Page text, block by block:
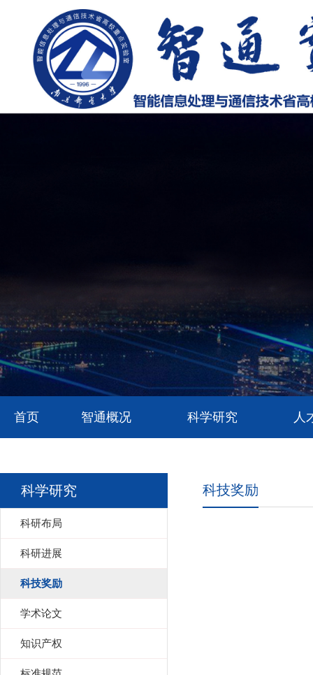
首页 智通概况 科学研究 人
科学研究
科研布局
科研进展
科技奖励
学术论文
知识产权
科技奖励